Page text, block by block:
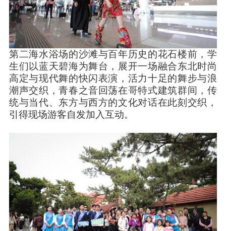
第二海水浴场的沙滩与百年历史的花石楼前，学
生们以蓝天碧海为舞台，展开一场融合东北时尚
高定与现代舞的快闪表演，活力十足的舞步与浪
潮声交织，青春之音回荡在哥特式建筑群间，传
统与当代、东方与西方的文化对话在此刻交织，
引得现场游客自发加入互动。